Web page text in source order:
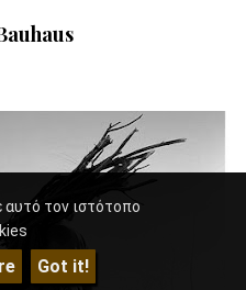
αυτό τον ιστότοπο
Got it!